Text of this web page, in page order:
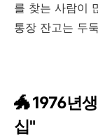
를 찾는 사람이
통장 잔고는 두
🐲 1976년
십"